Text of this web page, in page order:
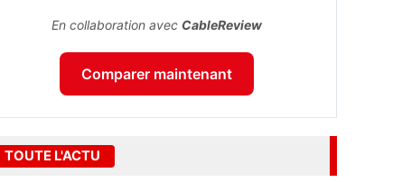
En collaboration avec CableReview
Comparer maintenant
TOUTE L'ACTU